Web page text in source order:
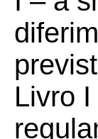
Livro